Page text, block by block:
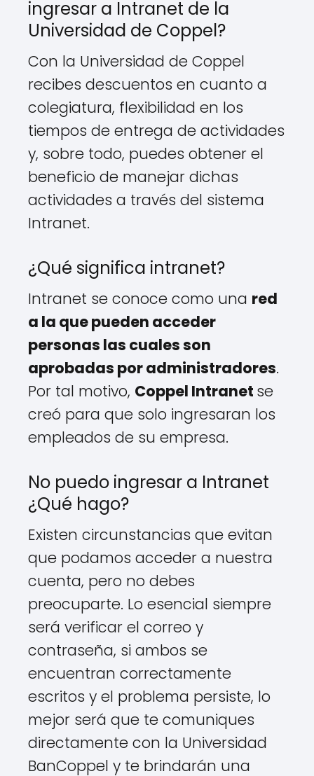
ingresar a Intranet de la
Universidad de Coppel?
Con la Universidad de Coppel
recibes descuentos en cuanto a
colegiatura, flexibilidad en los
tiempos de entrega de actividades
y, sobre todo, puedes obtener el
beneficio de manejar dichas
actividades a través del sistema
Intranet.
¿Qué significa intranet?
Intranet se conoce como una red
a la que pueden acceder
personas las cuales son
aprobadas por administradores.
Por tal motivo, Coppel Intranet se
creó para que solo ingresaran los
empleados de su empresa.
No puedo ingresar a Intranet
¿Qué hago?
Existen circunstancias que evitan
que podamos acceder a nuestra
cuenta, pero no debes
preocuparte. Lo esencial siempre
será verificar el correo y
contraseña, si ambos se
encuentran correctamente
escritos y el problema persiste, lo
mejor será que te comuniques
directamente con la Universidad
BanCoppel y te brindarán una